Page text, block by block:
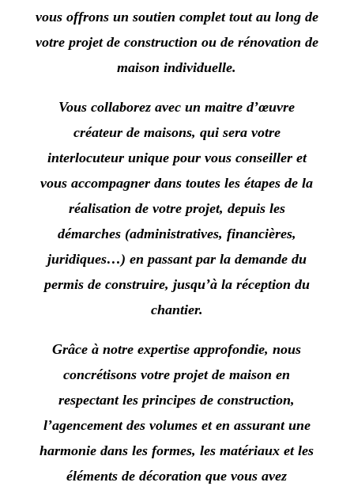
vous offrons un soutien complet tout au long de
votre projet de construction ou de rénovation de
maison individuelle.
Vous collaborez avec un maitre d’œuvre
créateur de maisons, qui sera votre
interlocuteur unique pour vous conseiller et
vous accompagner dans toutes les étapes de la
réalisation de votre projet, depuis les
démarches (administratives, financières,
juridiques…) en passant par la demande du
permis de construire, jusqu’à la réception du
chantier.
Grâce à notre expertise approfondie, nous
concrétisons votre projet de maison en
respectant les principes de construction,
l’agencement des volumes et en assurant une
harmonie dans les formes, les matériaux et les
éléments de décoration que vous avez